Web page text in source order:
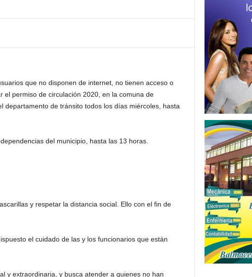
que no disponen de internet, no tienen acceso o
el permiso de circulación 2020, en la comuna de
departamento de tránsito todos los días miércoles, hasta
del municipio, hasta las 13 horas.
y respetar la distancia social. Ello con el fin de
el cuidado de las y los funcionarios que están
y extraordinaria, y busca atender a quienes no han